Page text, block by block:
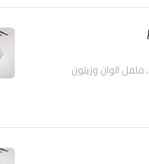
فلفل الوان وزيتون